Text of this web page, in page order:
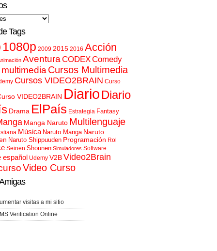
Tags
1080p 2009 2015 2016 Acción
AventuraCODEXComedy
Cursos Multimedia
Cursos VIDEO2BRAIN Curso
VIDEO2BRAIN Diario Diario
Drama ElPaís Estrategia Fantasy
Manga Naruto Multilenguaje
Música Naruto Manga Naruto
Naruto Shippuuden Programación Rol
Seinen Shounen Simuladores Software
español Udemy V2BVideo2Brain
Video Curso
visitas a mi sitio
Verification Online